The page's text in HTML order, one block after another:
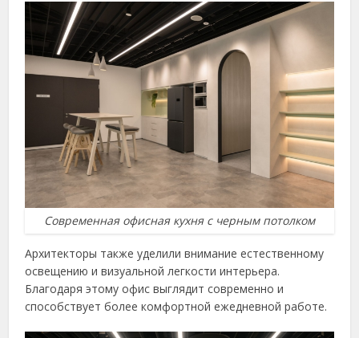
Современная офисная кухня с черным потолком
Архитекторы также уделили внимание естественному
освещению и визуальной легкости интерьера.
Благодаря этому офис выглядит современно и
способствует более комфортной ежедневной работе.